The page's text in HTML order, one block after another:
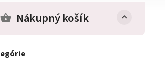
Nákupný košík